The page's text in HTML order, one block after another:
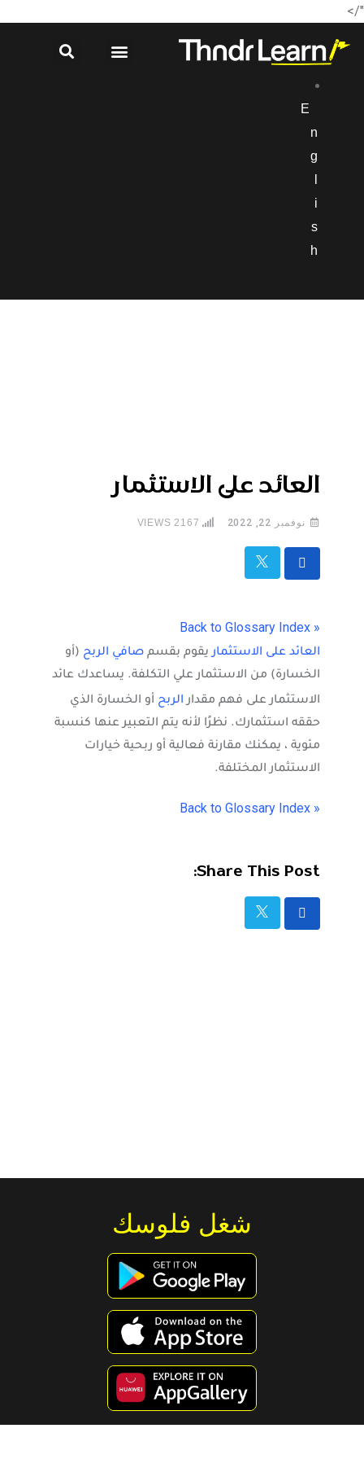
"/>
E
n
g
i
s
h
العائد على الاستثمار
نوفمبر 22, 2022 2167
VIEWS
« Back to Glossary Index
العائد على الاستثماريقوم بقسمصافي الربح (أو
الخسارة) من الاستثمار علي التكلفة. يساعدك عائد
الاستثمار على فهم مقدارالربح أو الخسارة الذي
حققه استثمارك. نظرًا لأنه يتم التعبير عنها كنسبة
مئوية ، يمكنك مقارنة فعالية أو ربحية خيارات
الاستثمار المختلفة.
« Back to Glossary Index
Share This Post:
شغل فلوسك